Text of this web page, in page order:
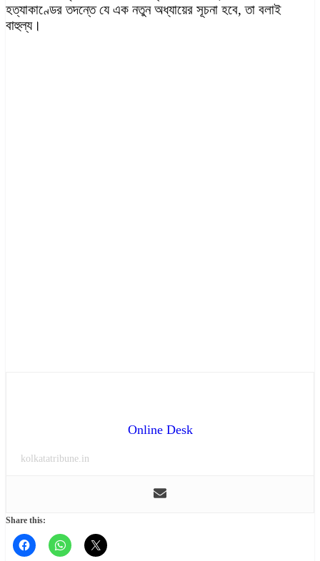
হত্যাকাণ্ডের তদন্তে যে এক নতুন অধ্যায়ের সূচনা হবে, তা বলাই
বাহুল্য।
Online Desk
kolkatatribune.in
Share this: